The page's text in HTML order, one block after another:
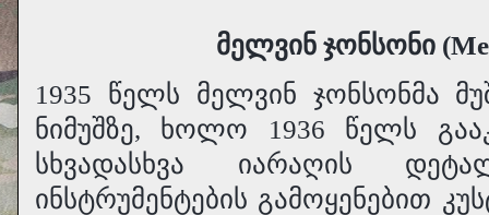
მელვინ ჯონსონი
1935 წელს მელვინ ჯონსონმა
ნიმუშზე, ხოლო 1936 წელს
სხვადასხვა იარაღის
ინსტრუმენტების გამოყენებით